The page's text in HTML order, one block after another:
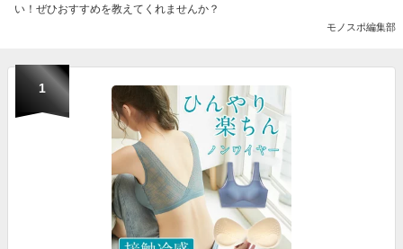
い！ぜひおすすめを教えてくれませんか？
モノスポ編集部
1